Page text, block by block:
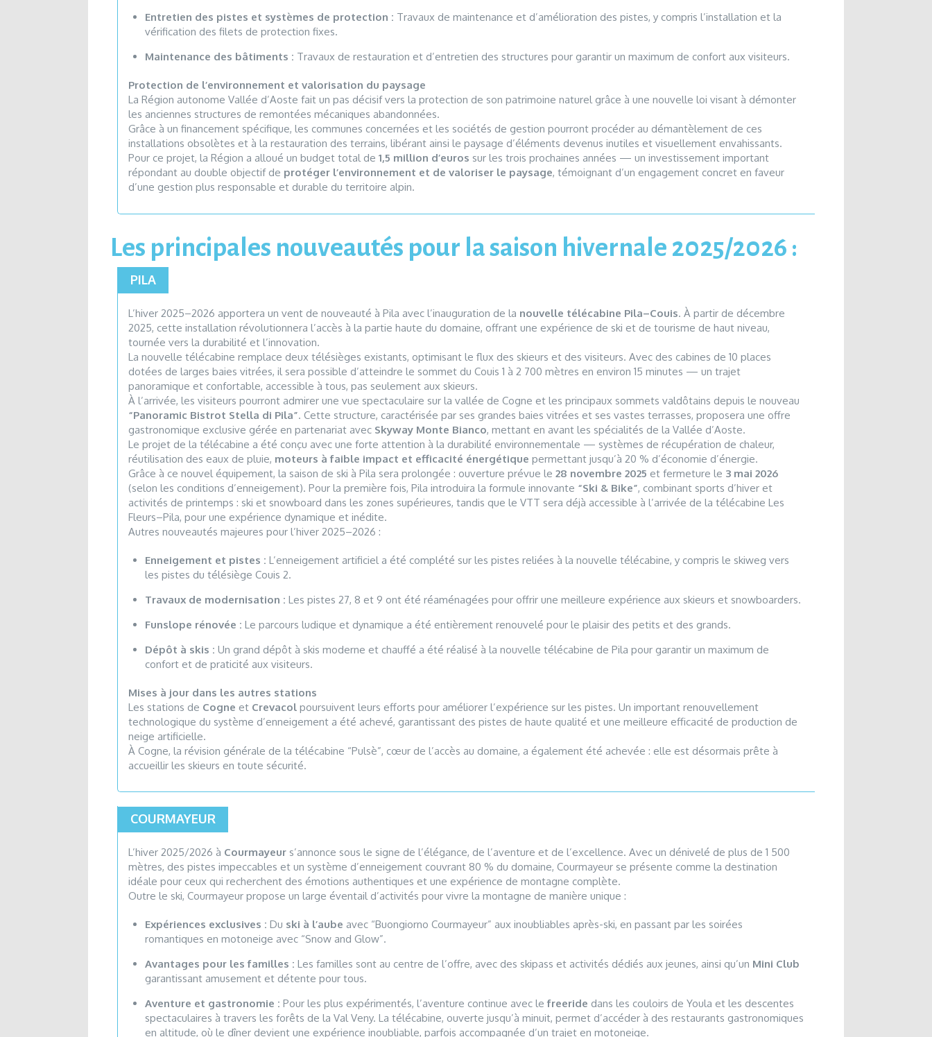
Entretien des pistes et systèmes de protection : Travaux de maintenance et d’amélioration des pistes, y compris l’installation et la
vérification des filets de protection fixes.
Maintenance des bâtiments : Travaux de restauration et d’entretien des structures pour garantir un maximum de confort aux visiteurs.
Protection de l’environnement et valorisation du paysage
La Région autonome Vallée d’Aoste fait un pas décisif vers la protection de son patrimoine naturel grâce à une nouvelle loi visant à démonter
les anciennes structures de remontées mécaniques abandonnées.
Grâce à un financement spécifique, les communes concernées et les sociétés de gestion pourront procéder au démantèlement de ces
installations obsolètes et à la restauration des terrains, libérant ainsi le paysage d’éléments devenus inutiles et visuellement envahissants.
Pour ce projet, la Région a alloué un budget total de1,5 million d’euros sur les trois prochaines années — un investissement important
répondant au double objectif de protéger l’environnement et de valoriser le paysage, témoignant d’un engagement concret en faveur
d’une gestion plus responsable et durable du territoire alpin.
Les principales nouveautés pour la saison hivernale 2025/2026 :
PILA
L’hiver 2025–2026 apportera un vent de nouveauté à Pila avec l’inauguration de la nouvelle télécabine Pila–Couis. À partir de décembre
2025, cette installation révolutionnera l’accès à la partie haute du domaine, offrant une expérience de ski et de tourisme de haut niveau,
tournée vers la durabilité et l’innovation.
La nouvelle télécabine remplace deux télésièges existants, optimisant le flux des skieurs et des visiteurs. Avec des cabines de 10 places
dotées de larges baies vitrées, il sera possible d’atteindre le sommet du Couis 1 à 2 700 mètres en environ 15 minutes — un trajet
panoramique et confortable, accessible à tous, pas seulement aux skieurs.
À l’arrivée, les visiteurs pourront admirer une vue spectaculaire sur la vallée de Cogne et les principaux sommets valdôtains depuis le nouveau
“Panoramic Bistrot Stella di Pila”. Cette structure, caractérisée par ses grandes baies vitrées et ses vastes terrasses, proposera une offre
gastronomique exclusive gérée en partenariat avec Skyway Monte Bianco, mettant en avant les spécialités de la Vallée d’Aoste.
Le projet de la télécabine a été conçu avec une forte attention à la durabilité environnementale — systèmes de récupération de chaleur,
réutilisation des eaux de pluie, moteurs à faible impact et efficacité énergétique permettant jusqu’à 20 % d’économie d’énergie.
Grâce à ce nouvel équipement, la saison de ski à Pila sera prolongée : ouverture prévue le28 novembre 2025 et fermeture le 3 mai 2026
(selon les conditions d’enneigement). Pour la première fois, Pila introduira la formule innovante “Ski & Bike”, combinant sports d’hiver et
activités de printemps : ski et snowboard dans les zones supérieures, tandis que le VTT sera déjà accessible à l’arrivée de la télécabine Les
Fleurs–Pila, pour une expérience dynamique et inédite.
Autres nouveautés majeures pour l’hiver 2025–2026 :
Enneigement et pistes : L’enneigement artificiel a été complété sur les pistes reliées à la nouvelle télécabine, y compris le skiweg vers
les pistes du télésiège Couis 2.
Travaux de modernisation : Les pistes 27, 8 et 9 ont été réaménagées pour offrir une meilleure expérience aux skieurs et snowboarders.
Funslope rénovée : Le parcours ludique et dynamique a été entièrement renouvelé pour le plaisir des petits et des grands.
Dépôt à skis : Un grand dépôt à skis moderne et chauffé a été réalisé à la nouvelle télécabine de Pila pour garantir un maximum de
confort et de praticité aux visiteurs.
Mises à jour dans les autres stations
Les stations de Cogne et Crevacol poursuivent leurs efforts pour améliorer l’expérience sur les pistes. Un important renouvellement
technologique du système d’enneigement a été achevé, garantissant des pistes de haute qualité et une meilleure efficacité de production de
neige artificielle.
À Cogne, la révision générale de la télécabine “Pulsè”, cœur de l’accès au domaine, a également été achevée : elle est désormais prête à
accueillir les skieurs en toute sécurité.
COURMAYEUR
L’hiver 2025/2026 à Courmayeur s’annonce sous le signe de l’élégance, de l’aventure et de l’excellence. Avec un dénivelé de plus de 1 500
mètres, des pistes impeccables et un système d’enneigement couvrant 80 % du domaine, Courmayeur se présente comme la destination
idéale pour ceux qui recherchent des émotions authentiques et une expérience de montagne complète.
Outre le ski, Courmayeur propose un large éventail d’activités pour vivre la montagne de manière unique :
Expériences exclusives : Du ski à l’aube avec “Buongiorno Courmayeur” aux inoubliables après-ski, en passant par les soirées
romantiques en motoneige avec “Snow and Glow”.
Avantages pour les familles : Les familles sont au centre de l’offre, avec des skipass et activités dédiés aux jeunes, ainsi qu’un Mini Club
garantissant amusement et détente pour tous.
Aventure et gastronomie : Pour les plus expérimentés, l’aventure continue avec lefreeride dans les couloirs de Youla et les descentes
spectaculaires à travers les forêts de la Val Veny. La télécabine, ouverte jusqu’à minuit, permet d’accéder à des restaurants gastronomiques
en altitude, où le dîner devient une expérience inoubliable, parfois accompagnée d’un trajet en motoneige.